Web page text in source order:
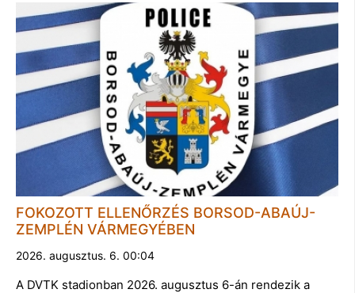
FOKOZOTT ELLENŐRZÉS BORSOD-ABAÚJ-
ZEMPLÉN VÁRMEGYÉBEN
2026. augusztus. 6. 00:04
A DVTK stadionban 2026. augusztus 6-án rendezik a